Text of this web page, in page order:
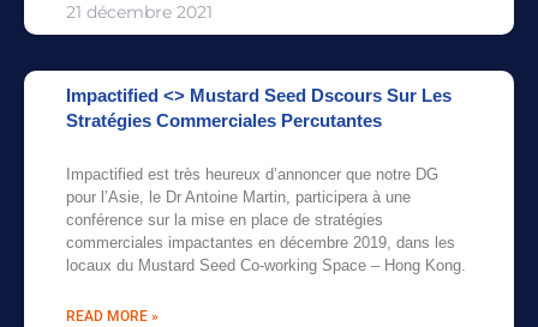
21 décembre 2021
Impactified <> Mustard Seed Dscours Sur Les
Stratégies Commerciales Percutantes
Impactified est très heureux d’annoncer que notre DG
pour l’Asie, le Dr Antoine Martin, participera à une
conférence sur la mise en place de stratégies
commerciales impactantes en décembre 2019, dans les
locaux du Mustard Seed Co-working Space – Hong Kong.
READ MORE »